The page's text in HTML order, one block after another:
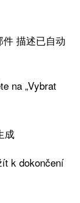
na „Vybrat
k dokončení